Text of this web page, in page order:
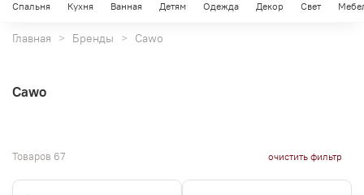
Спальня Кухня Ванная Детям Одежда Декор Свет
Главная Бренды Cawo
Cawo
Товаров 67 очистить фильтр